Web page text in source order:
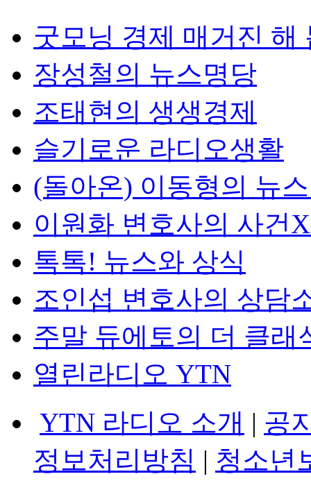
굿모닝 경제 매거진 해
장성철의 뉴스명당
조태현의 생생경제
슬기로운 라디오생활
(돌아온) 이동형의 뉴
이원화 변호사의 사건
톡톡! 뉴스와 상식
조인섭 변호사의 상담
주말 듀에토의 더 클래
열린라디오 YTN
YTN 라디오 소개 | 공
정보처리방침 | 청소년